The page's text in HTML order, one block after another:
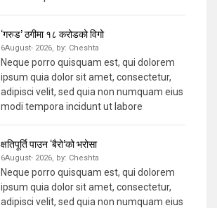
‘गरुड’ ठगीमा १८ करोडको विगो
6August- 2026, by: Cheshta
Neque porro quisquam est, qui dolorem
ipsum quia dolor sit amet, consectetur,
adipisci velit, sed quia non numquam eius
modi tempora incidunt ut labore
क्षतिपूर्ति पाउन ‘बैरो’को भरोसा
6August- 2026, by: Cheshta
Neque porro quisquam est, qui dolorem
ipsum quia dolor sit amet, consectetur,
adipisci velit, sed quia non numquam eius